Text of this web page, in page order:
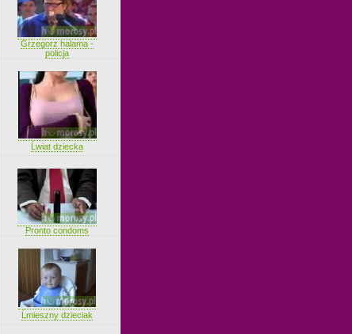
Grzegorz halama -
policja
Ĺwiat dziecka
Pronto condoms
Ĺmieszny dzieciak